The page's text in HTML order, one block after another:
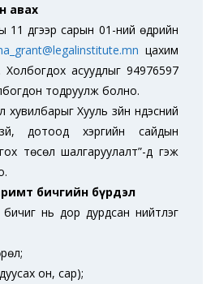
авах
11 дүгээр сарын 01-ний өдрийн
цахим
Холбогдох асуудлыг 94976597
тодруулж болно.
Хууль зүйн үндэсний
дотоод хэргийн сайдын
төсөл шалгаруулалт”-д гэж
бичгийн бүрдэл
нь дор дурдсан нийтлэг
он, сар);